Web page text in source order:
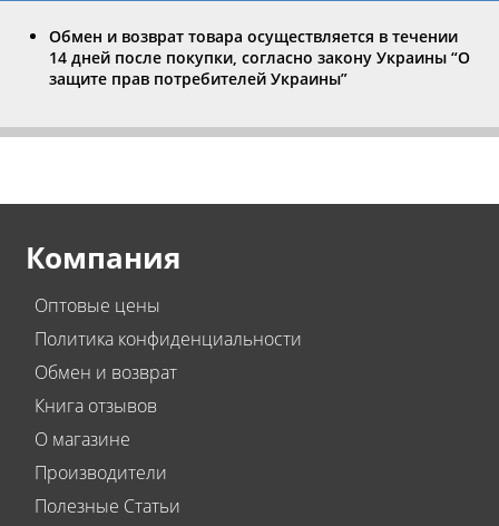
Обмен и возврат товара осуществляется в течении
14 дней после покупки, согласно закону Украины “О
защите прав потребителей Украины”
Компания
Оптовые цены
Политика конфиденциальности
Обмен и возврат
Книга отзывов
О магазине
Производители
Полезные Статьи